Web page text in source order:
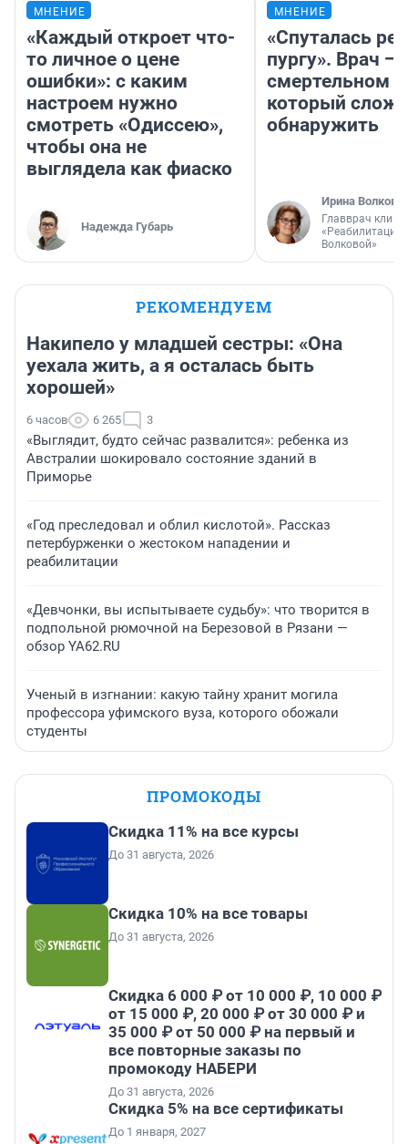
МНЕНИЕ
«Каждый откроет что-
то личное о цене
ошибки»: с каким
настроем нужно
смотреть «Одиссею»,
чтобы она не
выглядела как фиаско
Надежда Губарь
МНЕНИЕ
«Спуталась
пургу». Врач —
смертельном
который
обнаружить
Ирина Волкова
Главврач
«Реабилитация
Волковой»
РЕКОМЕНДУЕМ
Накипело у младшей сестры: «Она
уехала жить, а я осталась быть
хорошей»
6 часов 6 265 3
«Выглядит, будто сейчас развалится»: ребенка из
Австралии шокировало состояние зданий в
Приморье
«Год преследовал и облил кислотой». Рассказ
петербурженки о жестоком нападении и
реабилитации
«Девчонки, вы испытываете судьбу»: что творится в
подпольной рюмочной на Березовой в Рязани —
обзор YA62.RU
Ученый в изгнании: какую тайну хранит могила
профессора уфимского вуза, которого обожали
студенты
ПРОМОКОДЫ
Скидка 11% на все курсы
До 31 августа, 2026
Скидка 10% на все товары
До 31 августа, 2026
Скидка 6 000 ₽ от 10 000 ₽, 10 000 ₽
от 15 000 ₽, 20 000 ₽ от 30 000 ₽ и
35 000 ₽ от 50 000 ₽ на первый и
все повторные заказы по
промокоду НАБЕРИ
До 31 августа, 2026
Скидка 5% на все сертификаты
До 1 января, 2027